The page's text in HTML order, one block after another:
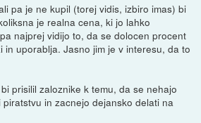
pa je ne kupil (torej vidis, izbiro imas) bi
je realna cena, ki jo lahko
najprej vidijo to, da se dolocen procent
in uporablja. Jasno jim je v interesu, da to
prisilil zaloznike k temu, da se nehajo
in zacnejo dejansko delati na